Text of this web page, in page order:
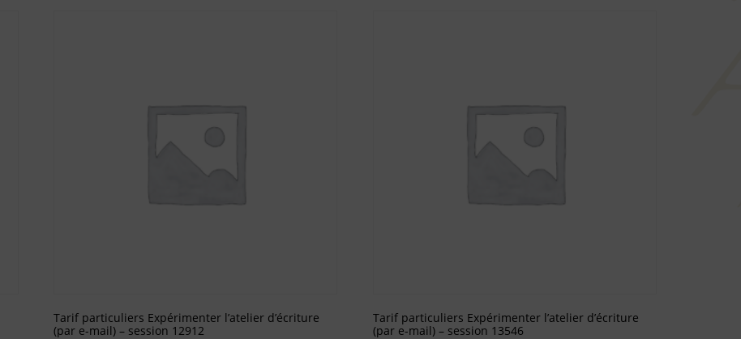
Tarif particuliers Expérimenter l’atelier d’écriture
(par e-mail) – session 12912
Tarif particuliers Expérimenter l’atelier d’écriture
(par e-mail) – session 13546